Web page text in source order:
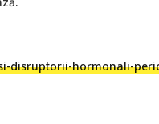
disruptorii-hormonali-